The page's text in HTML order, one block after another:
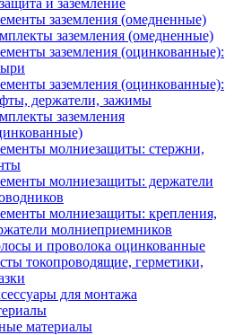
заземления (омедненные)
заземления (омедненные)
заземления (оцинкованные):
заземления (оцинкованные):
держатели, зажимы
заземления
молниезащиты: стержни,
молниезащиты: держатели
молниезащиты: крепления,
молниеприемников
и проволока оцинкованные
токопроводящие, герметики,
для монтажа
материалы